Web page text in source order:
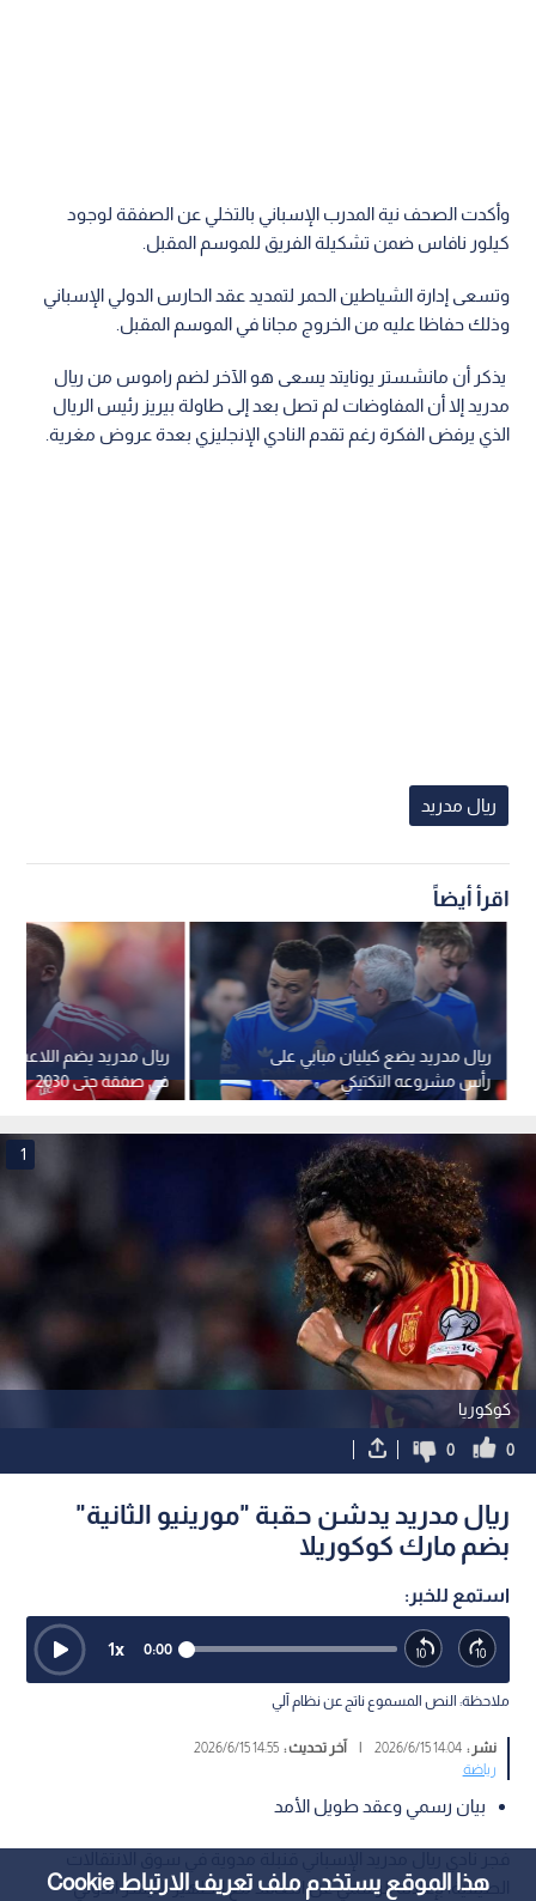
هذا الموقع يستخدم ملف تعريف الارتباط Cookie
وأكدت الصحف نية المدرب الإسباني بالتخلي عن الصفقة لوجود
كيلور نافاس ضمن تشكيلة الفريق للموسم المقبل.
وتسعى إدارة الشياطين الحمر لتمديد عقد الحارس الدولي الإسباني
وذلك حفاظا عليه من الخروج مجانا في الموسم المقبل.
يذكر أن مانشستر يونايتد يسعى هو الآخر لضم راموس من ريال
مدريد إلا أن المفاوضات لم تصل بعد إلى طاولة بيريز رئيس الريال
الذي يرفض الفكرة رغم تقدم النادي الإنجليزي بعدة عروض مغرية.
ريال مدريد
اقرأ أيضاً
ريال مدريد يضم اللاعب
في صفقة حتى 2030
ريال مدريد يضع كيليان مبابي على
رأس مشروعه التكتيكي
كوكوريا
1
0
0
ريال مدريد يدشن حقبة "مورينيو الثانية"
بضم مارك كوكوريلا
استمع للخبر:
0:00
1x
ملاحظة: النص المسموع ناتج عن نظام آلي
نشر :14:04 2026/6/15
| آخر تحديث :14:55 2026/6/15
رياضة
بيان رسمي وعقد طويل الأمد
الصيفية، بإعلانه الرسمي عن التعاقد مع الظهير الأيسر الدولي